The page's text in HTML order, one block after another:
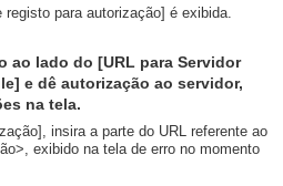
para autorização] é exibida.
ao lado do [URL para Servidor
e dê autorização ao servidor,
na tela.
insira a parte do URL referente ao
exibido na tela de erro no momento